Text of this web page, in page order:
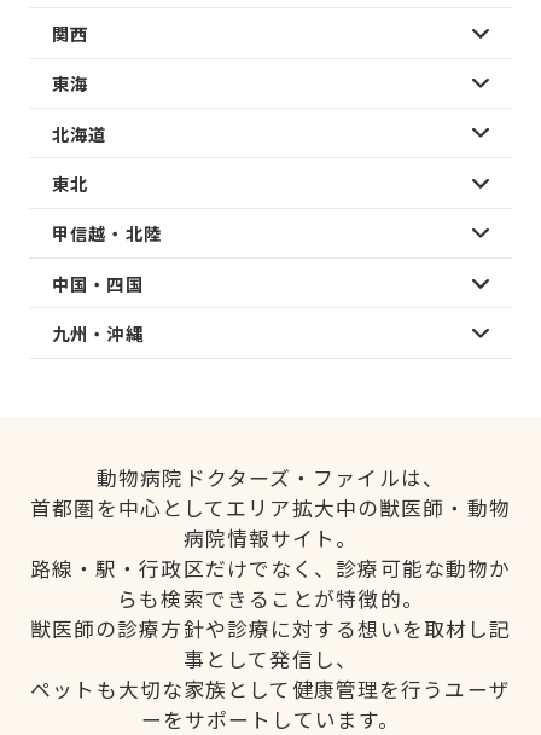
関西
東海
北海道
東北
甲信越・北陸
中国・四国
九州・沖縄
動物病院ドクターズ・ファイルは、
首都圏を中心としてエリア拡大中の獣医師・動物
病院情報サイト。
路線・駅・行政区だけでなく、診療可能な動物か
らも検索できることが特徴的。
獣医師の診療方針や診療に対する想いを取材し記
事として発信し、
ペットも大切な家族として健康管理を行うユーザ
ーをサポートしています。